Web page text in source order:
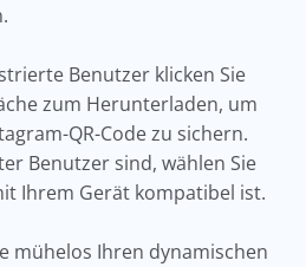
Benutzer klicken Sie
zum Herunterladen, um
QR-Code zu sichern.
Benutzer sind, wählen Sie
Ihrem Gerät kompatibel ist.
mühelos Ihren dynamischen